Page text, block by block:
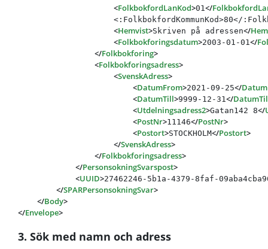
<FolkbokfordLanKod>01 </
<:FolkbokfordKommunKod>80</
<Hemvist>Skriven på adressen</
<Folkbokforingsdatum>2003-01-01 </
</Folkbokforing>
<Folkbokforingsadress>
<SvenskAdress>
<DatumFrom>2021-09-25</
<DatumTill>9999-12-31 </
<Utdelningsadress2>Gatan142 8</
<PostNr>11146</PostNr>
<Postort>STOCKHOLM</Postort>
</SvenskAdress>
</Folkbokforingsadress>
</PersonsokningSvarspost>
<UUID>27462246-5b1a-4379-8faf-
</SPARPersonsokningSvar>
</Body>
</Envelope>
3. Sök med namn och adress